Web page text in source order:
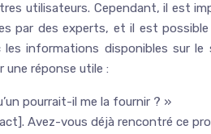
utilisateurs. Cependant, il est
par des experts, et il est
informations disponibles sur
une réponse utile :
pourrait-il me la fournir ? »
Avez-vous déjà rencontré ce